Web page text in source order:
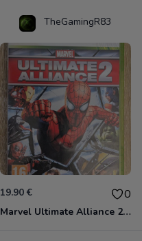
TheGamingR83
19.90 € 0
Marvel Ultimate Alliance 2 Xbox 360